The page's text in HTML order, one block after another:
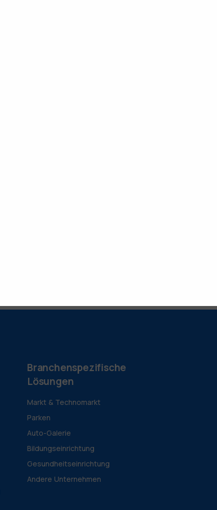
Branchenspezifische
Lösungen
Markt & Technomarkt
Parken
Auto-Galerie
Bildungseinrichtung
Gesundheitseinrichtung
Andere Unternehmen